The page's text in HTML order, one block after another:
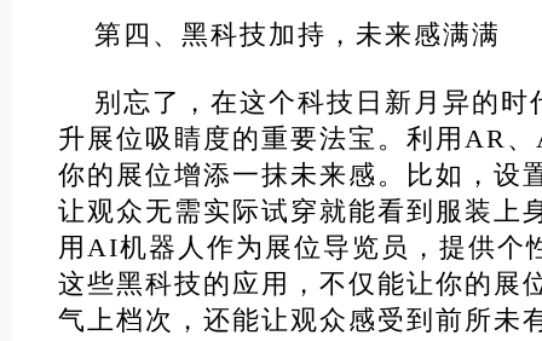
第四、黑科技加持，未来感满满
别忘了，在这个科技日新月异的时
升展位吸睛度的重要法宝。利用AR
你的展位增添一抹未来感。比如，设
让观众无需实际试穿就能看到服装上
用AI机器人作为展位导览员，提供个
这些黑科技的应用，不仅能让你的展
气上档次，还能让观众感受到前所未